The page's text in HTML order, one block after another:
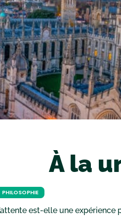
À la
PHILOSOPHIE
est-elle une expérience